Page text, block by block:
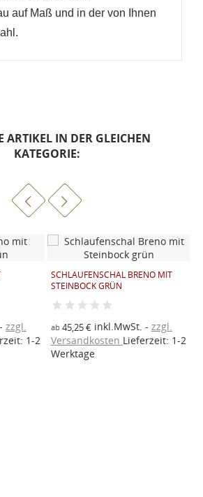
auf Maß und in der von Ihnen
ARTIKEL IN DER GLEICHEN
KATEGORIE:
zzgl.
1-2
SCHLAUFENSCHAL BRENO MIT
STEINBOCK GRÜN
ab 45,25 €inkl.MwSt.
zzgl.
Versandkosten Lieferzeit: 1-2
Werktage